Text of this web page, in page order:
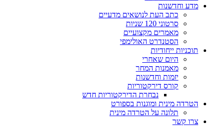
מדע וחדשנות
כתב העת לנושאים מדעיים
סרטוני 120 שניות
מאמרים מקצועיים
הסטנדרט האולימפי
תוכניות ייחודיות
היום שאחרי
מאמנות המחר
יזמות וחדשנות
קורס דירקטוריות
נבחרת הדירקטוריות חדש
הטרדה מינית ומוגנות בספורט
תלונה על הטרדה מינית
צרו קשר